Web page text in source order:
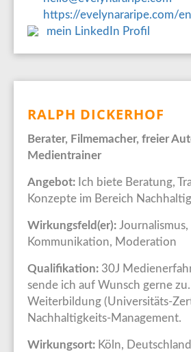
https://evelynararipe.com/
mein LinkedIn Profil
RALPH DICKERHOF
Berater, Filmemacher, freier
Medientrainer
Angebot: Ich biete Beratung,
Konzepte im Bereich
Wirkungsfeld(er): Journalismus,
Kommunikation, Moderation
Qualifikation: 30J
sende ich auf Wunsch gerne zu.
Weiterbildung (Universitäts-
Nachhaltigkeits-Management.
Wirkungsort: Köln,